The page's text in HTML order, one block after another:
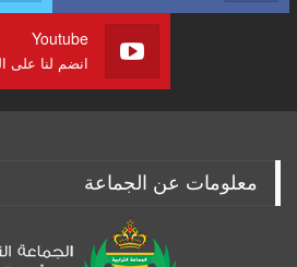
Youtube
انضم لنا على
معلومات عن الجماعة